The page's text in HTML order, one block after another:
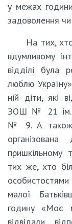
у межах
задоволення
На тих,
вдумливому
відділі була
люблю
ній діти, які
ЗОШ № 21 ім.
№ 9. А також
пришкільному
тих же, хто
малої
годину «Моє